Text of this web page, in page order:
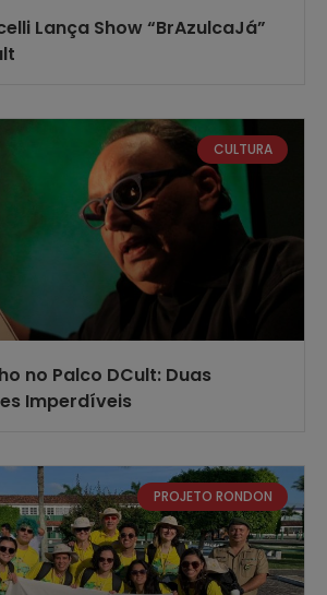
Lança Show “BrAzulcaJá”
CULTURA
no Palco DCult: Duas
Imperdíveis
PROJETO RONDON